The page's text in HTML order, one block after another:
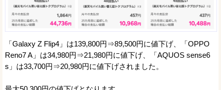
「Galaxy Z Flip4」は139,800円⇒89,500円に値下げ、「OPPO
Reno7 A」は34,980円⇒21,980円に値下げ、「AQUOS sense6
s」は33,700円⇒20,980円に値下げされました。